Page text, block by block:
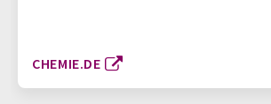
CHEMIE.DE